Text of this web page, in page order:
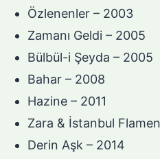
Özlenenler – 2003
Zamanı Geldi – 2005
Bülbül-i Şeyda – 2005
Bahar – 2008
Hazine – 2011
Zara & İstanbul
Derin Aşk – 2014